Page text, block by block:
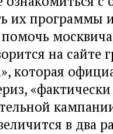
их программы
на
которая
в два